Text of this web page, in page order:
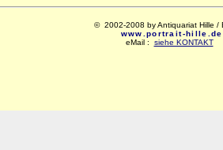
© 2002-2008 by Antiquariat Hille /
www.portrait-hille.de
eMail : siehe KONTAKT